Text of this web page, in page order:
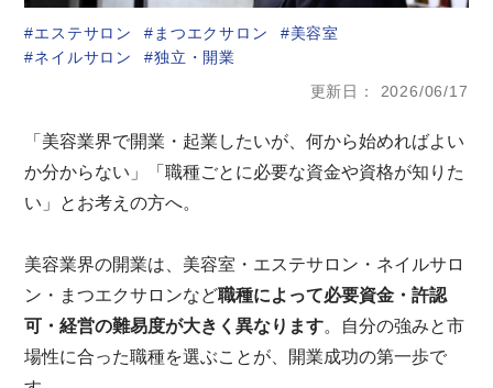
エステサロン まつエクサロン
美容室
ネイルサロン
独立・開業
更新日
2026/06/17
「美容業界で開業・起業したいが、何から始めればよい
か分からない」「職種ごとに必要な資金や資格が知りた
い」とお考えの方へ。
美容業界の開業は、美容室・エステサロン・ネイルサロ
ン・まつエクサロンなど職種によって必要資金・許認
可・経営の難易度が大きく異なります。自分の強みと市
場性に合った職種を選ぶことが、開業成功の第一歩で